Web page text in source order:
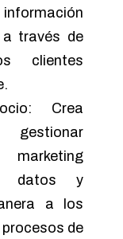
través de
clientes
Crea
gestionar
datos y
a los
de